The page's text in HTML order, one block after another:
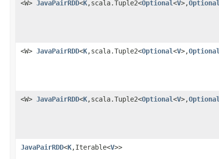
<W> JavaPairRDD<K,scala.Tuple2<Optional<V>,
<W> JavaPairRDD<K,scala.Tuple2<Optional<V>,
<W> JavaPairRDD<K,scala.Tuple2<Optional<V>,
JavaPairRDD<K,Iterable<V>>